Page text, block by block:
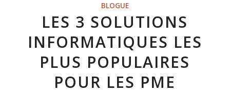
BLOGUE
LES 3 SOLUTIONS
INFORMATIQUES LES
PLUS POPULAIRES
POUR LES PME